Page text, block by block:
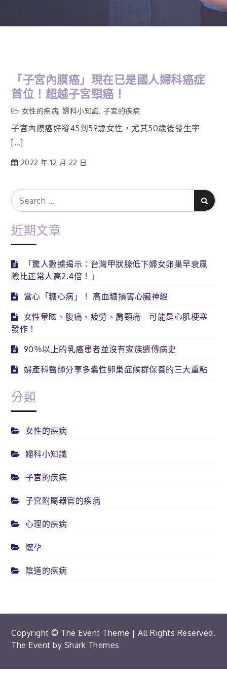
「子宮內膜癌」現在已是國人婦科癌症
首位！超越子宮頸癌！
女性的疾病,婦科小知識, 子宮的疾病
子宮內膜癌好發45到59歲女性，尤其50歲後發生率
[…]
2022 年 12 月 22 日
Search
for:
Search
近期文章
「驚人數據揭示：台灣甲狀腺低下婦女卵巢早衰風
險比正常人高2.4倍！」
當心「糖心病」！ 高血糖損害心臟神經
女性暈眩、腹痛、疲勞、肩頸痛 可能是心肌梗塞
發作！
90％以上的乳癌患者並沒有家族遺傳病史
婦產科醫師分享多囊性卵巢症候群保養的三大重點
分類
女性的疾病
婦科小知識
子宮的疾病
子宮附屬器官的疾病
心理的疾病
懷孕
陰道的疾病
Copyright © The Event Theme | All Rights Reserved.
The Event by Shark Themes